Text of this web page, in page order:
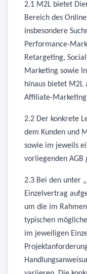
2.1 M2L bietet
Bereich des
insbesondere
Performance-
Retargeting,
Marketing sowie
hinaus bietet M2L
Affiliate-
2.2 Der konkrete
dem Kunden und
sowie im jeweils
vorliegenden AGB
2.3 Bei den unter
Einzelvertrag
um die im
typischen
im jeweiligen